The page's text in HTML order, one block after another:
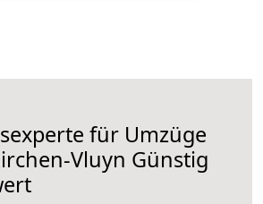
für Umzüge
Vluyn Günstig